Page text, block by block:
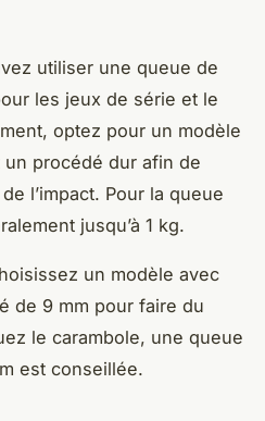
utiliser une queue de
les jeux de série et le
optez pour un modèle
procédé dur afin de
l’impact. Pour la queue
jusqu’à 1 kg.
un modèle avec
de 9 mm pour faire du
le carambole, une queue
est conseillée.